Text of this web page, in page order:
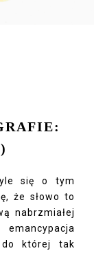
się o tym
że słowo to
nabrzmiałej
do której tak